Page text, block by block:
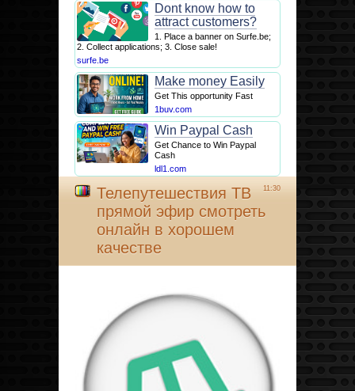
Dont know how to
attract customers?
1. Place a banner on Surfe.be;
2. Collect applications; 3. Close sale!
surfe.be
Make money Easily
Get This opportunity Fast
1buv.com
Win Paypal Cash
Get Chance to Win Paypal
Cash
ldl1.com
11:30
Телепутешествия ТВ
прямой эфир смотреть
онлайн в хорошем
качестве